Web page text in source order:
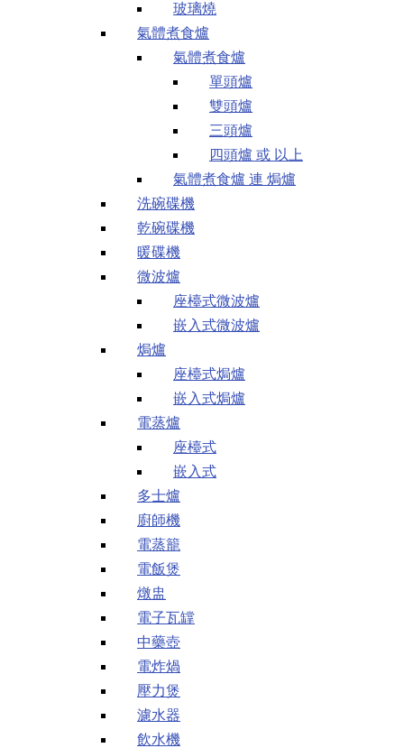
玻璃燒
氣體煮食爐
氣體煮食爐
單頭爐
雙頭爐
三頭爐
四頭爐 或 以上
氣體煮食爐 連 焗爐
洗碗碟機
乾碗碟機
暖碟機
微波爐
座檯式微波爐
嵌入式微波爐
焗爐
座檯式焗爐
嵌入式焗爐
電蒸爐
座檯式
嵌入式
多士爐
廚師機
電蒸籠
電飯煲
燉盅
電子瓦罉
中藥壺
電炸煱
壓力煲
濾水器
飲水機